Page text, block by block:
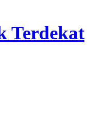
Terdekat